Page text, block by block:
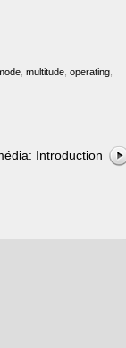
multitude operating
Introduction